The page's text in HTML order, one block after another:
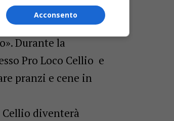
11 a Breia alle
numeri vincenti
Durante la
Pro Loco Cellio e
pranzi e cene in
diventerà
Acconsento